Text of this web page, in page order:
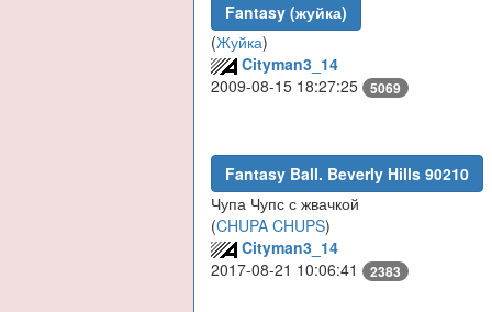
Fantasy (жуйка)
(Жуйка)
Cityman3_14
2009-08-15 18:27:25 5069
Fantasy Ball. Beverly Hills 90210
Чупа Чупс с жвачкой
(CHUPA CHUPS)
Cityman3_14
2017-08-21 10:06:41 2383